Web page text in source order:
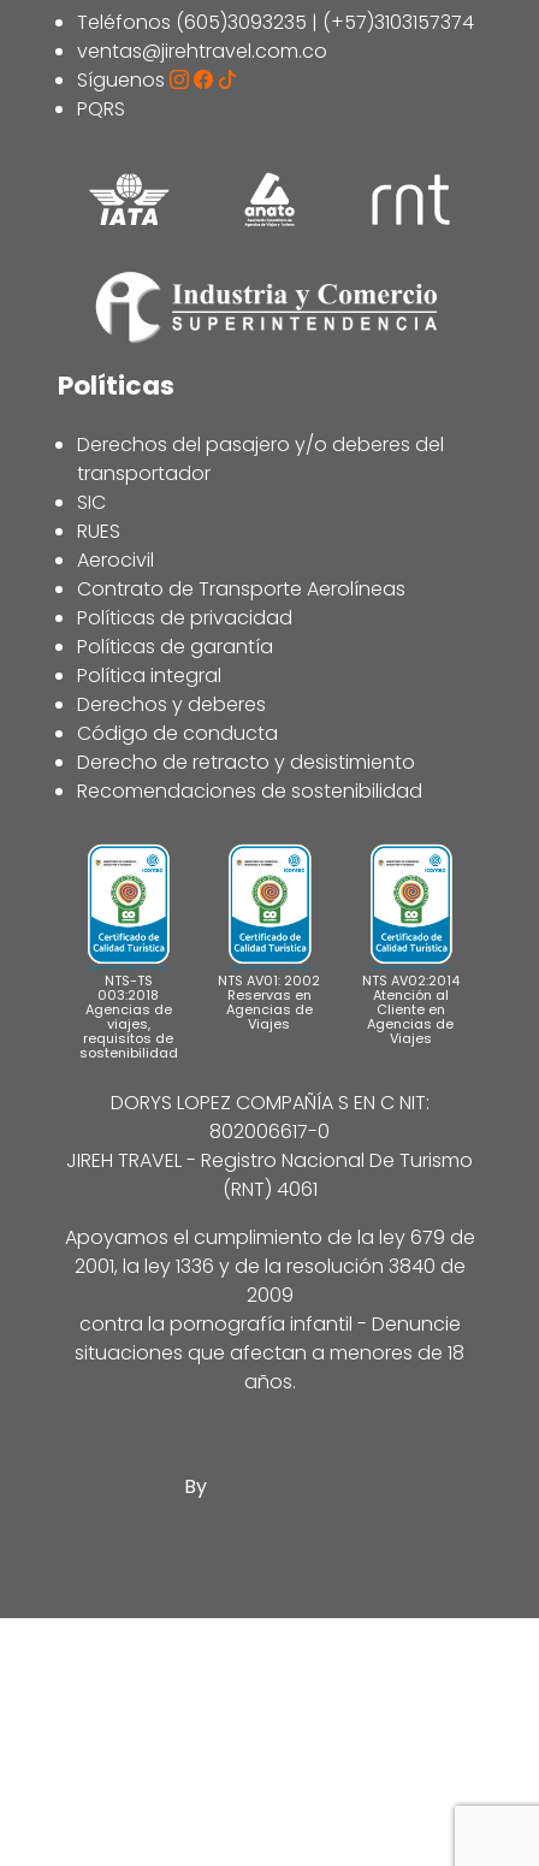
Teléfonos (605)3093235 | (+57)3103157374
ventas@jirehtravel.com.co
Síguenos
PQRS
Políticas
Derechos del pasajero y/o deberes del
transportador
SIC
RUES
Aerocivil
Contrato de Transporte Aerolíneas
Políticas de privacidad
Políticas de garantía
Política integral
Derechos y deberes
Código de conducta
Derecho de retracto y desistimiento
Recomendaciones de sostenibilidad
NTS-TS
003:2018
Agencias de
viajes,
requisitos de
sostenibilidad
NTS AV01: 2002
Reservas en
Agencias de
Viajes
NTS AV02:2014
Atención al
Cliente en
Agencias de
Viajes
DORYS LOPEZ COMPAÑÍA S EN C NIT:
802006617-0
JIREH TRAVEL - Registro Nacional De Turismo
(RNT) 4061
Apoyamos el cumplimiento de la ley 679 de
2001, la ley 1336 y de la resolución 3840 de
2009
contra la pornografía infantil - Denuncie
situaciones que afectan a menores de 18
años.